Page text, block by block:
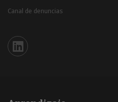
Canal de denuncias
Iberinform en Linkedin